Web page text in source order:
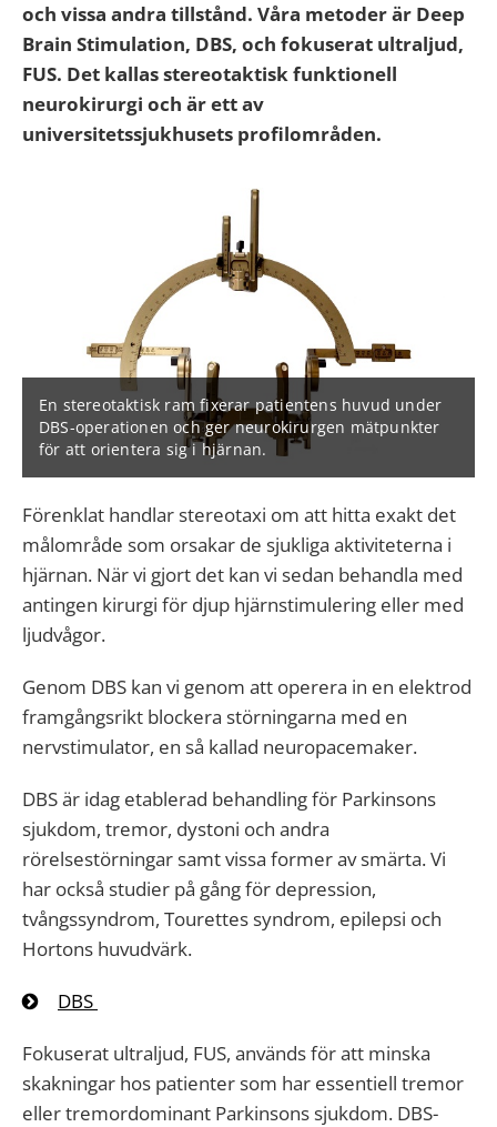
och vissa andra tillstånd. Våra metoder är Deep
Brain Stimulation, DBS, och fokuserat ultraljud,
FUS. Det kallas stereotaktisk funktionell
neurokirurgi och är ett av
universitetssjukhusets profilområden.
En stereotaktisk ram fixerar patientens huvud under
DBS-operationen och ger neurokirurgen mätpunkter
för att orientera sig i hjärnan.
Förenklat handlar stereotaxi om att hitta exakt det
målområde som orsakar de sjukliga aktiviteterna i
hjärnan. När vi gjort det kan vi sedan behandla med
antingen kirurgi för djup hjärnstimulering eller med
ljudvågor.
Genom DBS kan vi genom att operera in en elektrod
framgångsrikt blockera störningarna med en
nervstimulator, en så kallad neuropacemaker.
DBS är idag etablerad behandling för Parkinsons
sjukdom, tremor, dystoni och andra
rörelsestörningar samt vissa former av smärta. Vi
har också studier på gång för depression,
tvångssyndrom, Tourettes syndrom, epilepsi och
Hortons huvudvärk.
DBS
Fokuserat ultraljud, FUS, används för att minska
skakningar hos patienter som har essentiell tremor
eller tremordominant Parkinsons sjukdom. DBS-